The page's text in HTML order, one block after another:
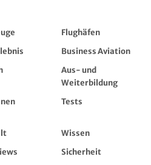
Flughäfen
Business Aviation
Aus- und
Weiterbildung
Tests
Wissen
Sicherheit